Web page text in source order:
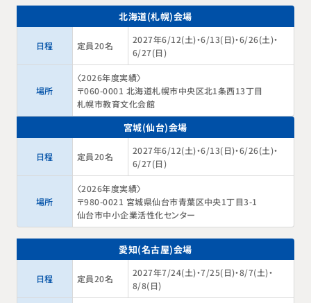
北海道(札幌)会場
日程 定員20名
2027年6/12(土)・6/13(日)・6/26(土)・
6/27(日)
場所
〈2026年度実績〉
〒060-0001 北海道札幌市中央区北1条西13丁目
札幌市教育文化会館
宮城(仙台)会場
日程 定員20名
2027年6/12(土)・6/13(日)・6/26(土)・
6/27(日)
場所
〈2026年度実績〉
〒980-0021 宮城県仙台市青葉区中央1丁目3-1
仙台市中小企業活性化センター
愛知(名古屋)会場
日程 定員20名
2027年7/24(土)・7/25(日)・8/7(土)・
8/8(日)